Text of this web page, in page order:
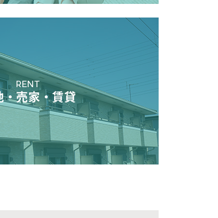
RENT
・売家・賃貸